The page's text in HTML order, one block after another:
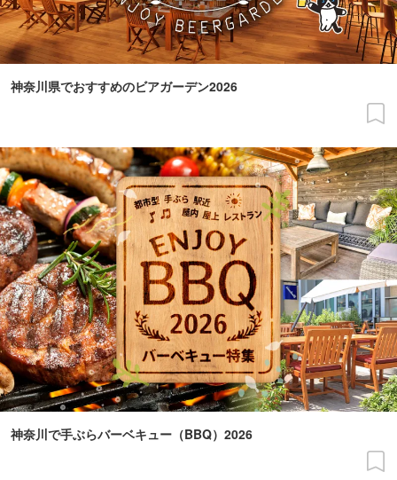
神奈川県でおすすめのビアガーデン2026
神奈川で手ぶらバーベキュー（BBQ）2026